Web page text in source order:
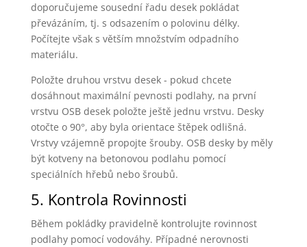
doporučujeme sousední řadu desek pokládat
převázáním, tj. s odsazením o polovinu délky.
Počítejte však s větším množstvím odpadního
materiálu.
Položte druhou vrstvu desek - pokud chcete
dosáhnout maximální pevnosti podlahy, na první
vrstvu OSB desek položte ještě jednu vrstvu. Desky
otočte o 90°, aby byla orientace štěpek odlišná.
Vrstvy vzájemně propojte šrouby. OSB desky by měly
být kotveny na betonovou podlahu pomocí
speciálních hřebů nebo šroubů.
5. Kontrola Rovinnosti
Během pokládky pravidelně kontrolujte rovinnost
podlahy pomocí vodováhy. Případné nerovnosti